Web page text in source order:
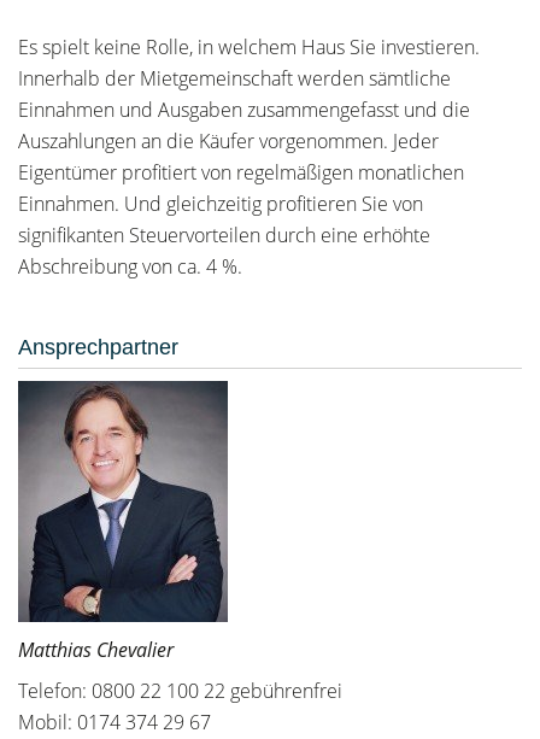
Es spielt keine Rolle, in welchem Haus Sie investieren.
Innerhalb der Mietgemeinschaft werden sämtliche
Einnahmen und Ausgaben zusammengefasst und die
Auszahlungen an die Käufer vorgenommen. Jeder
Eigentümer profitiert von regelmäßigen monatlichen
Einnahmen. Und gleichzeitig profitieren Sie von
signifikanten Steuervorteilen durch eine erhöhte
Abschreibung von ca. 4 %.
Ansprechpartner
Matthias Chevalier
Telefon: 0800 22 100 22 gebührenfrei
Mobil: 0174 374 29 67